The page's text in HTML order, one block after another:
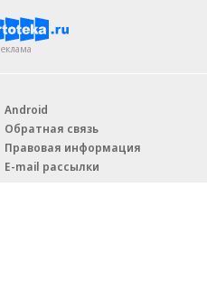
Android
Обратная связь
Правовая информация
E-mail рассылки